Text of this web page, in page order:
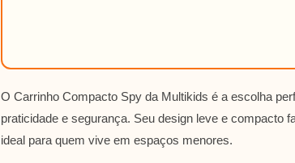
O Carrinho Compacto Spy da Multikids é a escolha
praticidade e segurança. Seu design leve e compacto
ideal para quem vive em espaços menores.